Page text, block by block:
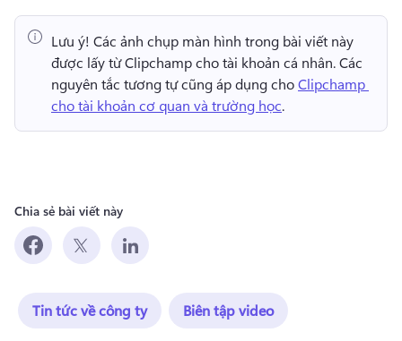
Lưu ý! Các ảnh chụp màn hình trong bài viết này
được lấy từ Clipchamp cho tài khoản cá nhân. Các
nguyên tắc tương tự cũng áp dụng cho Clipchamp
cho tài khoản cơ quan và trường học.
Chia sẻ bài viết này
Tin tức về công ty Biên tập video